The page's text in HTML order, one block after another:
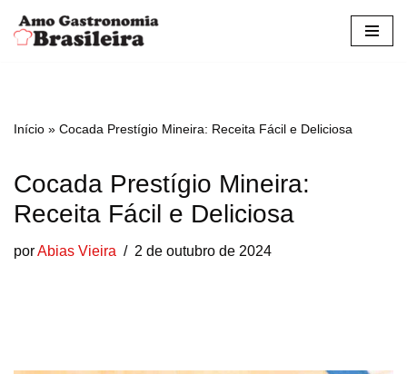
Pular
conteúdo
Início » Cocada Prestígio Mineira: Receita Fácil e Deliciosa
Cocada Prestígio Mineira:
Receita Fácil e Deliciosa
porAbias Vieira 2 de outubro de 2024